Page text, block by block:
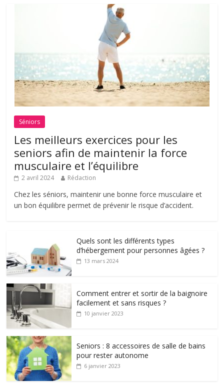
Séniors
Les meilleurs exercices pour les
seniors afin de maintenir la force
musculaire et l’équilibre
2 avril 2024 Rédaction
Chez les séniors, maintenir une bonne force musculaire et
un bon équilibre permet de prévenir le risque d’accident.
Quels sont les différents types
d’hébergement pour personnes âgées ?
13 mars 2024
Comment entrer et sortir de la baignoire
facilement et sans risques ?
10 janvier 2023
Seniors : 8 accessoires de salle de bains
pour rester autonome
6 janvier 2023